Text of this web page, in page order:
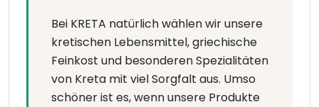
Bei KRETA natürlich wählen wir unsere
kretischen Lebensmittel, griechische
Feinkost und besonderen Spezialitäten
von Kreta mit viel Sorgfalt aus. Umso
schöner ist es, wenn unsere Produkte